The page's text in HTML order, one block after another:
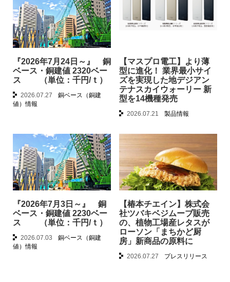
『2026年7月24日～』 銅
ベース・銅建値 2320ベー
ス （単位：千円/ｔ）
2026.07.27
銅ベース（銅建
値）情報
【マスプロ電工】より薄
型に進化！ 業界最小サイ
ズを実現した地デジアン
テナスカイウォーリー 新
型を14機種発売
2026.07.21 製品情報
『2026年7月3日～』 銅
ベース・銅建値 2230ベー
ス （単位：千円/ｔ）
2026.07.03
銅ベース（銅建
値）情報
【椿本チエイン】株式会
社ツバキベジムーブ販売
の、植物工場産レタスが
ローソン「まちかど厨
房」新商品の原料に
2026.07.27 プレスリリース